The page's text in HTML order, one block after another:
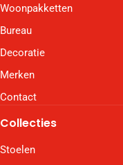
Woonpakketten
Bureau
Decoratie
Merken
Contact
Collecties
Stoelen